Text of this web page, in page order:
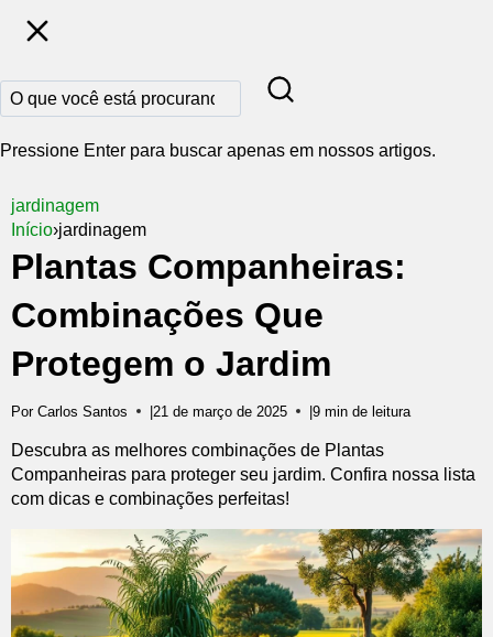
Pular
para
conteúdo
principal
Pressione Enter para buscar apenas em nossos artigos.
jardinagem
Início›jardinagem
Plantas Companheiras:
Combinações Que
Protegem o Jardim
Por Carlos Santos |21 de março de 2025 |9 min de leitura
Descubra as melhores combinações de Plantas
Companheiras para proteger seu jardim. Confira nossa lista
com dicas e combinações perfeitas!